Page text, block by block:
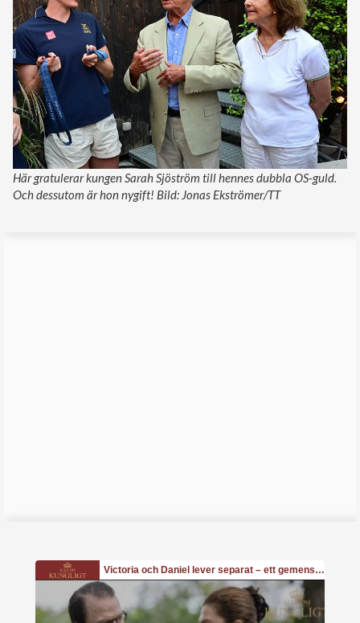
Här gratulerar kungen Sarah Sjöström till hennes dubbla OS-guld.
Och dessutom är hon nygift! Bild: Jonas Ekströmer/TT